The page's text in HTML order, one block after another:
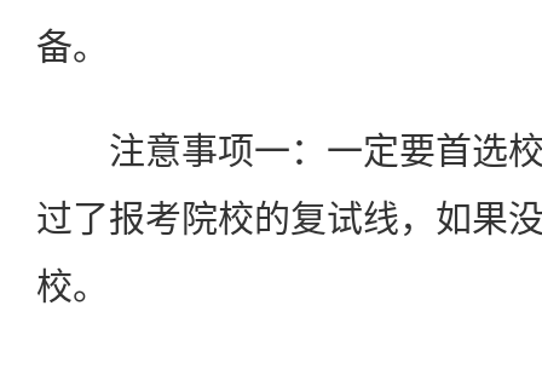
备。
注意事项一：一定要首选校
过了报考院校的复试线，如果
校。